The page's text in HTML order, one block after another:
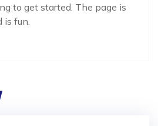
to get started. The page is
fun.